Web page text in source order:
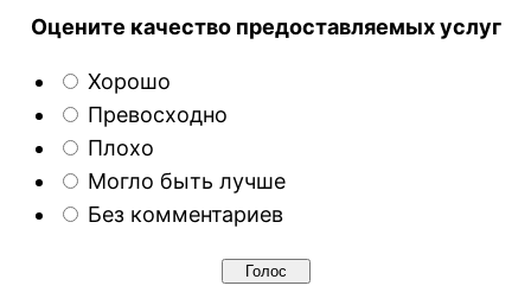
Оцените качество предоставляемых услуг
Хорошо
Превосходно
Плохо
Могло быть лучше
Без комментариев